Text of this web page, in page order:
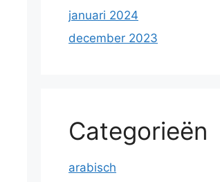
januari 2024
december 2023
Categorieën
arabisch